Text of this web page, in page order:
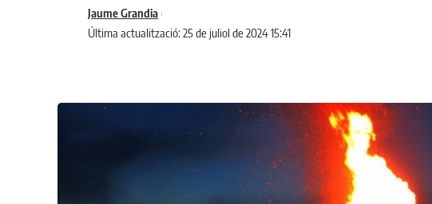
Última actualització: 25 de juliol de 2024 15:41
Jaume Grandia